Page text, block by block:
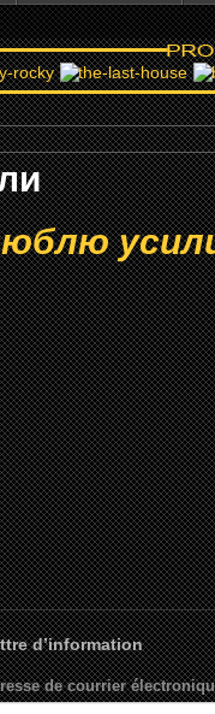
d’information
de courrier